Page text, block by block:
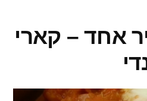
אחד – קארי